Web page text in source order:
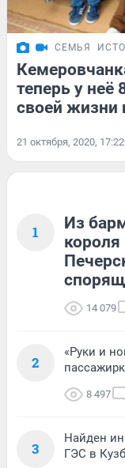
СЕМЬЯ
теперь у неё
своей жизни
21 октября, 2020, 17:22
1
Из
14 079
2
«Руки и
8 497
3
Найден
ГЭС в